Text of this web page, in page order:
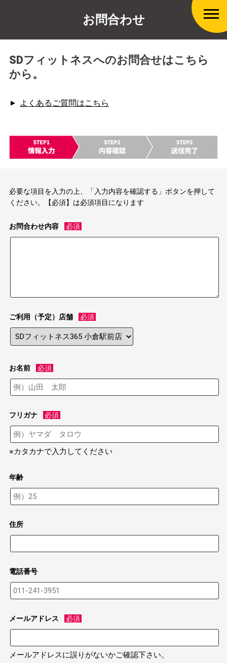
お問合わせ
SDフィットネスへのお問合せはこちら
から。
よくあるご質問はこちら
必要な項目を入力の上、「入力内容を確認する」ボタンを押して
ください。
【必須】 は必須項目になります
お問合わせ内容 必須
ご利用（予定）店舗 必須
お名前 必須
フリガナ 必須
※カタカナで入力してください
年齢
住所
電話番号
メールアドレス 必須
メールアドレスに誤りがないかご確認下さい。